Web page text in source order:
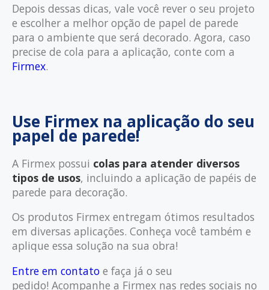
Depois dessas dicas, vale você rever o seu projeto
e escolher a melhor opção de papel de parede
para o ambiente que será decorado. Agora, caso
precise de cola para a aplicação, conte com a
Firmex.
Use Firmex na aplicação do seu
papel de parede!
A Firmex possui colas para atender diversos
tipos de usos, incluindo a aplicação de papéis de
parede para decoração.
Os produtos Firmex entregam ótimos resultados
em diversas aplicações. Conheça você também e
aplique essa solução na sua obra!
Entre em contato e faça já o seu
pedido! Acompanhe a Firmex nas redes sociais no